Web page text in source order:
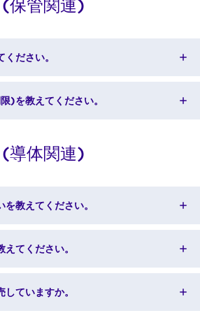
(保管関連)
ださい。
)を教えてください。
(導体関連)
教えてください。
てください。
ていますか。